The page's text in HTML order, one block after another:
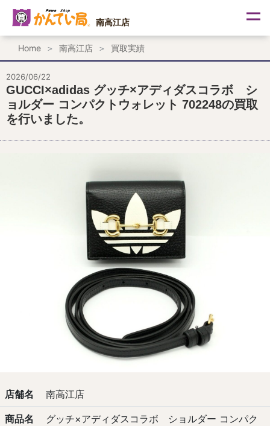
ス
ッ
プ
南高江店
Home 南高江店 買取実績
2026/06/22
GUCCI×adidas グッチ×アディダスコラボ シ
ョルダー コンパクトウォレット 702248の買取
を行いました。
店舗名 南高江店
商品名
グッチ×アディダスコラボ ショルダー コンパク